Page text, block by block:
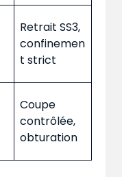
Retrait SS3,
confinemen
t strict
Coupe
contrôlée,
obturation